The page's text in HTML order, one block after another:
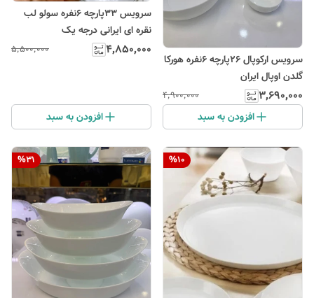
سرویس ارکوپال ۲۶پارچه ۶نفره هورکا
گلدن اوپال ایران
۳٬۶۹۰٬۰۰۰ ۴٬۹۰۰٬۰۰۰
افزودن به سبد
سرویس ۳۳پارچه ۶نفره سولو لب
نقره ای ایرانی درجه یک
۴٬۸۵۰٬۰۰۰ ۵٬۵۰۰٬۰۰۰
افزودن به سبد
%10
%31